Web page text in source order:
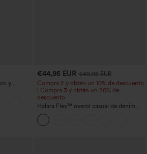
y
€44,95 EUR €49,95 EUR
Compra 2 y obtén un 10% de descuento
| Compra 3 y obtén un 20% de
descuento
Halara Flex™ overol casual de denim
lavado con escote en V y bolsillos